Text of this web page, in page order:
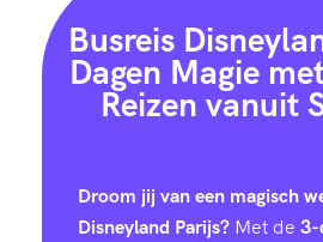
Busreis
Dagen Magie
Reizen vanuit
Droom jij van een magisch
Disneyland Parijs? Met de 3-